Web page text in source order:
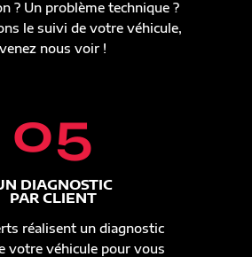
? Un problème technique ?
le suivi de votre véhicule,
venez nous voir !
05
DIAGNOSTIC
PAR CLIENT
réalisent un diagnostic
votre véhicule pour vous